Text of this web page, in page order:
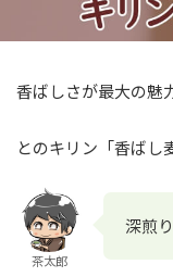
香ばしさが最大の魅
とのキリン「香ばし
茶太郎
深煎